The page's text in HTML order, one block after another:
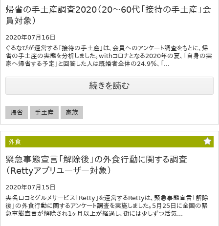
帰省の手土産調査2020（20～60代「接待の手土産」会
員対象）
2020年07月16日
ぐるなびが運営する「接待の手土産」は、会員へのアンケート調査をもとに、帰
省の手土産の実態を分析しました。withコロナとなる2020年の夏、「自身の実
家へ帰省する予定」と回答した人は既婚者全体の24.9％、「...
続きを読む
帰省 手土産 家族
外食
緊急事態宣言「解除後」の外食行動に関する調査
（Rettyアプリユーザー対象）
2020年07月15日
実名口コミグルメサービス「Retty」を運営するRettyは、緊急事態宣言「解除
後」の外食行動に関するアンケート調査を実施しました。5月25日に全国の緊
急事態宣言が解除され1ヶ月以上が経過し、街には少しずつ活気...